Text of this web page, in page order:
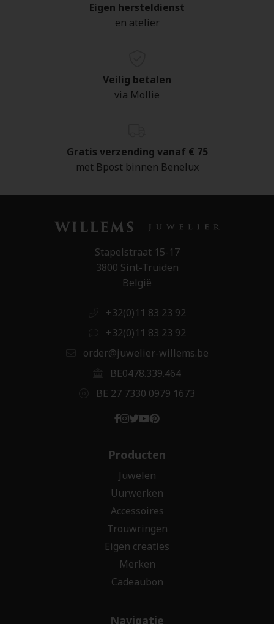
Eigen hersteldienst
en atelier
Veilig betalen
via Mollie
Gratis verzending vanaf € 75
met Bpost binnen Benelux
Stapelstraat 15-17
3800 Sint-Truiden
België
+32(0)11 83 23 92
+32(0)11 83 23 92
order@juwelier-willems.be
BE0478.339.464
BE 27 7330 0979 1673
Producten
Juwelen
Uurwerken
Accessoires
Trouwringen
Eigen creaties
Merken
Cadeaubon
Navigatie